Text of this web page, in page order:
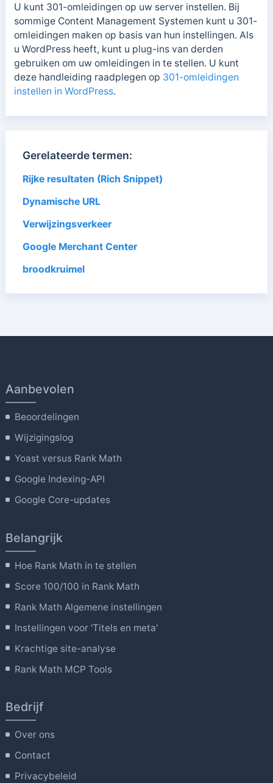
U kunt 301-omleidingen op uw server instellen. Bij
sommige Content Management Systemen kunt u 301-
omleidingen maken op basis van hun instellingen. Als
u WordPress heeft, kunt u plug-ins van derden
gebruiken om uw omleidingen in te stellen. U kunt
deze handleiding raadplegen op 301-omleidingen
instellen in WordPress.
Gerelateerde termen:
Rijke resultaten (Rich Snippet)
Dynamische URL
Verwijzingsverkeer
Google Merchant Center
broodkruimel
Aanbevolen
Beoordelingen
Wijzigingslog
Yoast versus Rank Math
Google Indexing-API
Google Core-updates
Belangrijk
Hoe Rank Math in te stellen
Score 100/100 in Rank Math
Rank Math Algemene instellingen
Instellingen voor 'Titels en meta'
Krachtige site-analyse
Rank Math MCP Tools
Bedrijf
Over ons
Contact
Privacybeleid